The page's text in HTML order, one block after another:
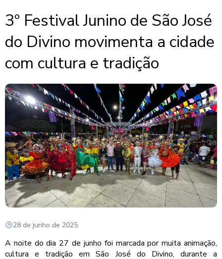
3º Festival Junino de São José
do Divino movimenta a cidade
com cultura e tradição
28 de junho de 2025
A noite do dia 27 de junho foi marcada por muita animação,
cultura e tradição em São José do Divino, durante a